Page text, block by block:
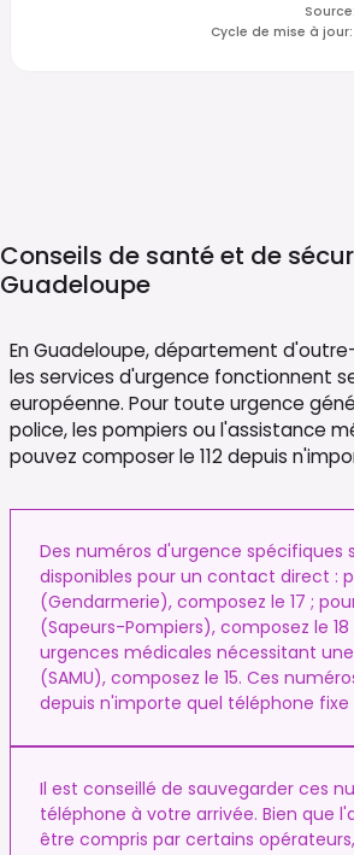
Source
Cycle de mise à jour:
Conseils de santé et de
Guadeloupe
En Guadeloupe, département
les services d'urgence fonctionnent
européenne. Pour toute urgence
police, les pompiers ou l'assistance
pouvez composer le 112 depuis
Des numéros d'urgence spécifiques
disponibles pour un contact direct :
(Gendarmerie), composez le 17 ;
(Sapeurs-Pompiers), composez le
urgences médicales nécessitant
(SAMU), composez le 15. Ces
depuis n'importe quel téléphone fixe
Il est conseillé de sauvegarder ces
téléphone à votre arrivée. Bien que
être compris par certains